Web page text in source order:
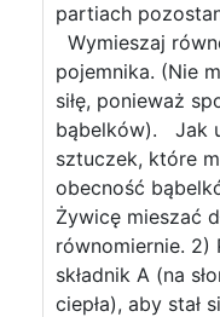
partiach
Wymieszaj
pojemnika. (Nie
siłę, ponieważ
bąbelków). Jak
sztuczek, które
obecność
Żywicę mieszać
równomiernie. 2)
składnik A (na
ciepła), aby stał